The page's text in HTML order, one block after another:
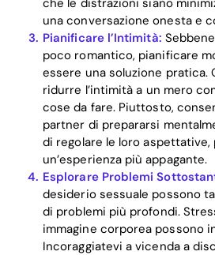
Blog
Download
che le distrazioni siano
una conversazione onesta e
Pianificare l’Intimità:
poco romantico, pianificare
essere una soluzione pratica.
ridurre l’intimità a un mero
cose da fare. Piuttosto,
partner di prepararsi
di regolare le loro aspettative,
un’esperienza più appagante.
Esplorare Problemi
desiderio sessuale possono
di problemi più profondi.
immagine corporea possono
Incoraggiatevi a vicenda a